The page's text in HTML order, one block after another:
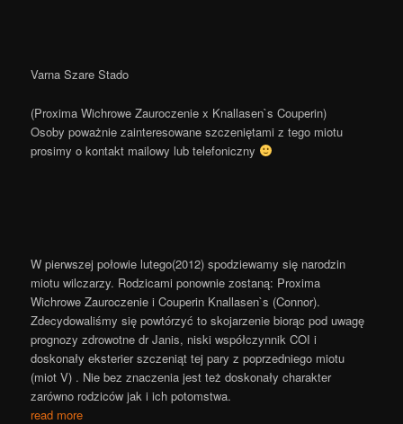
Varna Szare Stado
(Proxima Wichrowe Zauroczenie x Knallasen`s Couperin)
Osoby poważnie zainteresowane szczeniętami z tego miotu
prosimy o kontakt mailowy lub telefoniczny
W pierwszej połowie lutego(2012) spodziewamy się narodzin
miotu wilczarzy. Rodzicami ponownie zostaną: Proxima
Wichrowe Zauroczenie i Couperin Knallasen`s (Connor).
Zdecydowaliśmy się powtórzyć to skojarzenie biorąc pod uwagę
prognozy zdrowotne dr Janis, niski współczynnik COI i
doskonały eksterier szczeniąt tej pary z poprzedniego miotu
(miot V) . Nie bez znaczenia jest też doskonały charakter
zarówno rodziców jak i ich potomstwa.
read more